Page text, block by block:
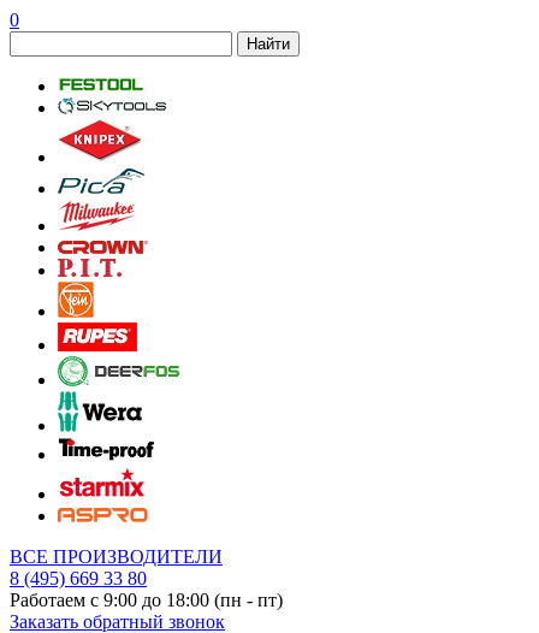
0
Найти
ВСЕ ПРОИЗВОДИТЕЛИ
8 (495) 669 33 80
Работаем с 9:00 до 18:00 (пн - пт)
Заказать обратный звонок